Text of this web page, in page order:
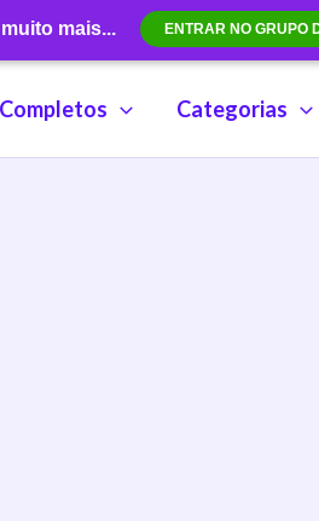
mais... ENTRAR NO GRUPO
Categorias